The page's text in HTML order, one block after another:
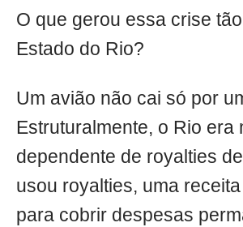
O que gerou essa crise
Estado do Rio?
Um avião não cai só por
Estruturalmente, o Rio era
dependente de royalties
usou royalties, uma
para cobrir despesas